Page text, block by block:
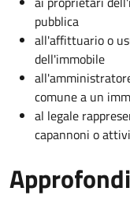
pubblica
all'affittuario o
dell'immobile
comune a un
al legale
capannoni o